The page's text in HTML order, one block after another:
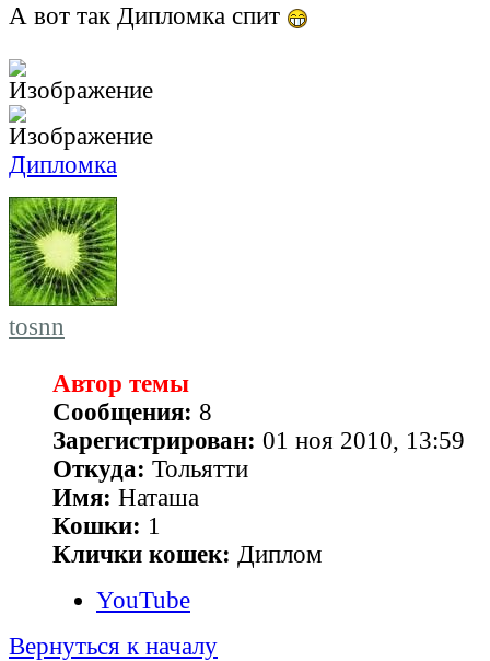
А вот так Дипломка спит
Дипломка
tosnn
Автор темы
Сообщения: 8
Зарегистрирован: 01 ноя 2010, 13:59
Откуда: Тольятти
Имя: Наташа
Кошки: 1
Клички кошек: Диплом
YouTube
Вернуться к началу